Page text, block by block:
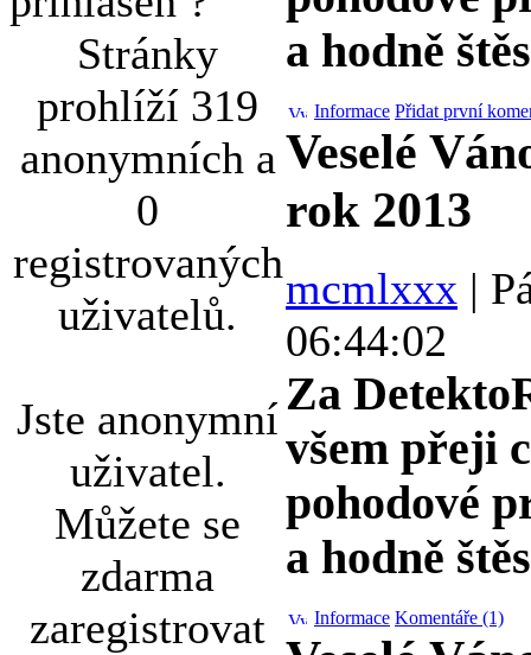
Stránky
prohlíží 319
anonymních a
0
registrovaných
uživatelů.
Jste anonymní
uživatel.
Můžete se
zdarma
zaregistrovat
a hodně
Informace Přidat první
Veselé
rok 2013
mcmlxxx |
06:44:02
Za
všem přeji
pohodové
a hodně
Informace Komentáře (1)